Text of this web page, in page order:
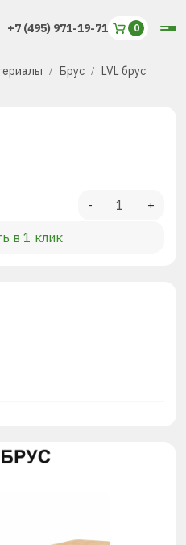
+7 (495) 971-19-71
Брус
LVL брус
в 1 клик
- +